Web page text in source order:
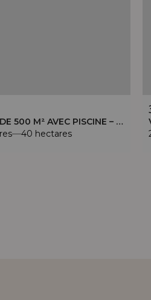
VIENNE – MANOIR DE 500 M² AVEC PISCINE – DOMAINE DE 40 HECTARES
40 hectares